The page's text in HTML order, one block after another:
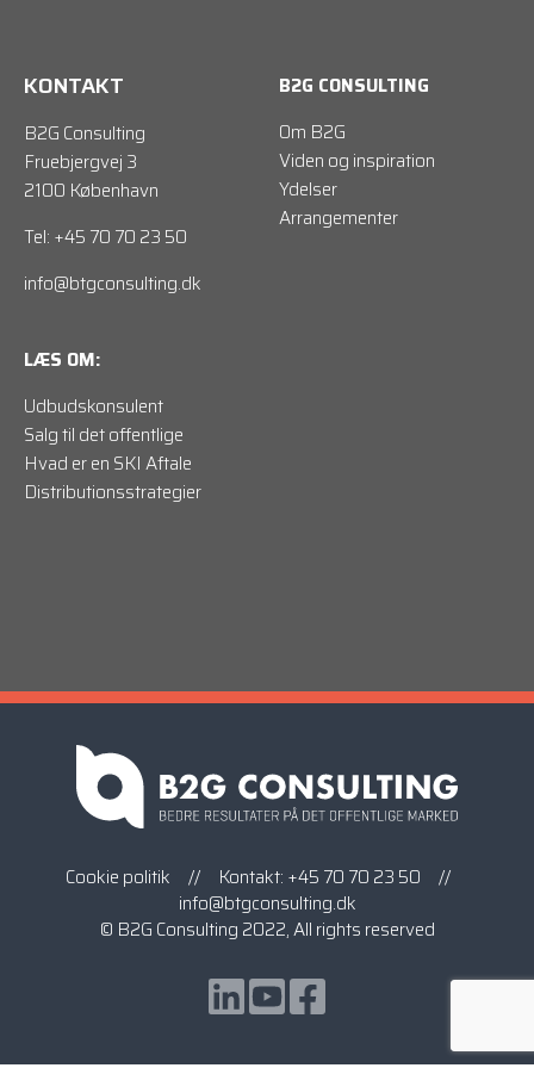
KONTAKT
B2G Consulting
Fruebjergvej 3
2100 København
Tel: +45 70 70 23 50
info@btgconsulting.dk
B2G CONSULTING
Om B2G
Viden og inspiration
Ydelser
Arrangementer
LÆS OM:
Udbudskonsulent
Salg til det offentlige
Hvad er en SKI Aftale
Distributionsstrategier
Cookie politik // Kontakt: +45 70 70 23 50 //
info@btgconsulting.dk
© B2G Consulting 2022, All rights reserved